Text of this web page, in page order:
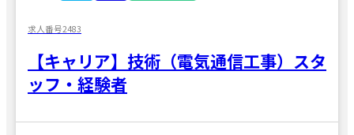
求人番号2483
【キャリア】技術（電気通信工事）スタ
ッフ・経験者